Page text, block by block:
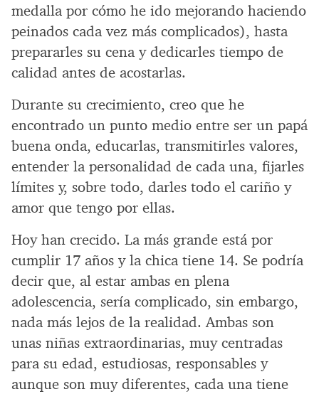
medalla por cómo he ido mejorando haciendo
peinados cada vez más complicados), hasta
prepararles su cena y dedicarles tiempo de
calidad antes de acostarlas.
Durante su crecimiento, creo que he
encontrado un punto medio entre ser un papá
buena onda, educarlas, transmitirles valores,
entender la personalidad de cada una, fijarles
límites y, sobre todo, darles todo el cariño y
amor que tengo por ellas.
Hoy han crecido. La más grande está por
cumplir 17 años y la chica tiene 14. Se podría
decir que, al estar ambas en plena
adolescencia, sería complicado, sin embargo,
nada más lejos de la realidad. Ambas son
unas niñas extraordinarias, muy centradas
para su edad, estudiosas, responsables y
aunque son muy diferentes, cada una tiene